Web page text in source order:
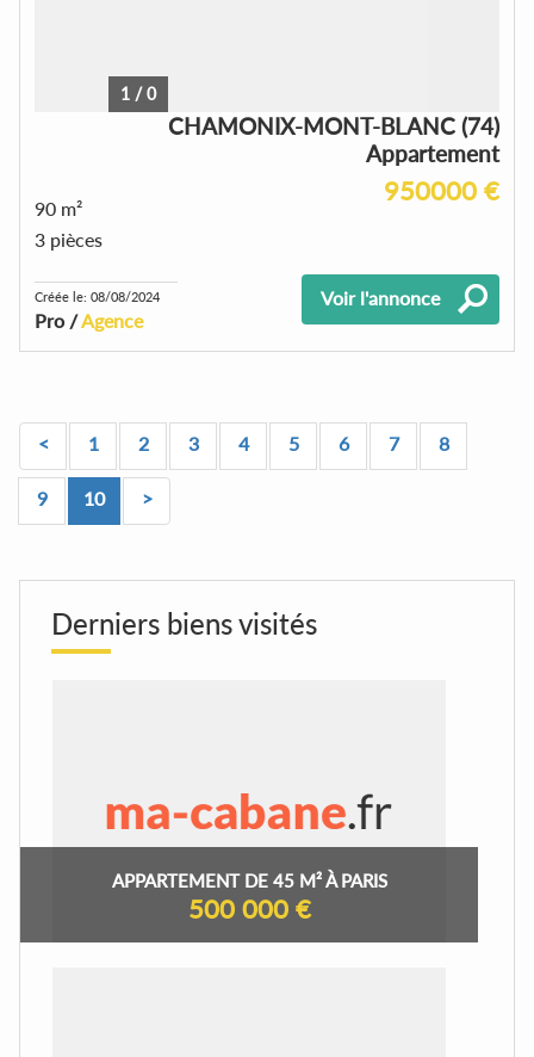
1 /0
CHAMONIX-MONT-BLANC (74)
Appartement
950000 €
90 m²
3 pièces
Créée le: 08/08/2024
Pro /Agence
Voir l'annonce
< 1 2 3 4 5 6 7 8
9 10 >
Derniers biens visités
APPARTEMENT DE 45 M² À PARIS
500 000 €